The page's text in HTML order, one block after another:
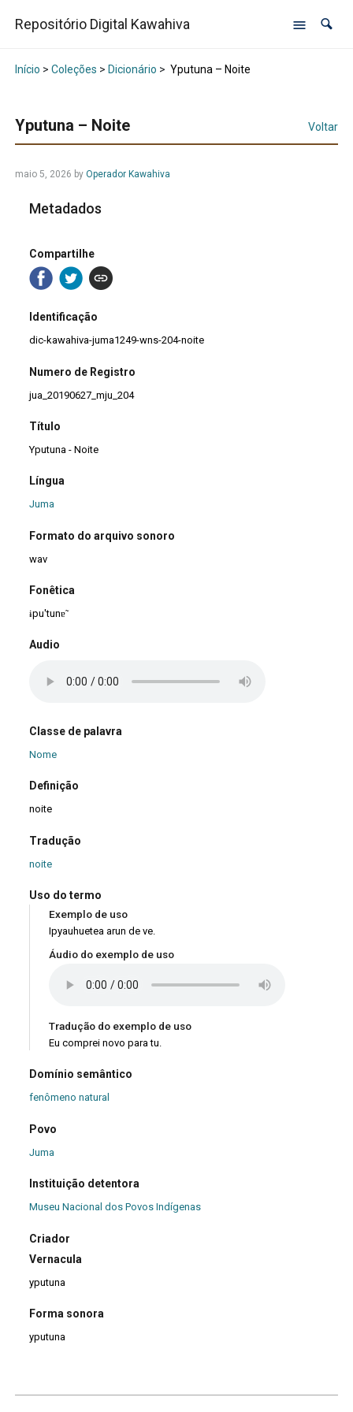
Repositório Digital Kawahiva
Início > Coleções > Dicionário > Yputuna – Noite
Yputuna – Noite Voltar
maio 5, 2026 by Operador Kawahiva
Metadados
Compartilhe
Identificação
dic-kawahiva-juma1249-wns-204-noite
Numero de Registro
jua_20190627_mju_204
Título
Yputuna - Noite
Língua
Juma
Formato do arquivo sonoro
wav
Fonêtica
ɨpu'tunɐ̃
Audio
Classe de palavra
Nome
Definição
noite
Tradução
noite
Uso do termo
Exemplo de uso
Ipyauhuetea arun de ve.
Áudio do exemplo de uso
Tradução do exemplo de uso
Eu comprei novo para tu.
Domínio semântico
fenômeno natural
Povo
Juma
Instituição detentora
Museu Nacional dos Povos Indígenas
Criador
Vernacula
yputuna
Forma sonora
yputuna